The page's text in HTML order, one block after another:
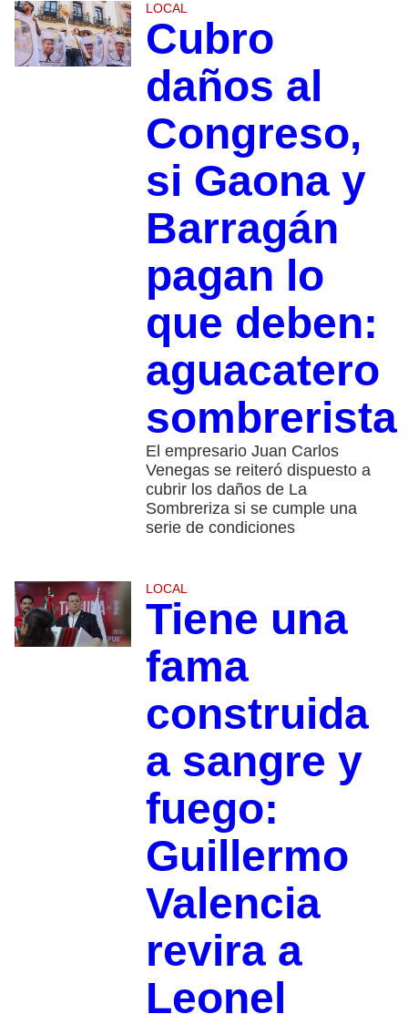
LOCAL
Cubro
daños al
Congreso,
si Gaona y
Barragán
pagan lo
que deben:
aguacatero
sombrerista
El empresario Juan Carlos
Venegas se reiteró dispuesto a
cubrir los daños de La
Sombreriza si se cumple una
serie de condiciones
LOCAL
Tiene una
fama
construida
a sangre y
fuego:
Guillermo
Valencia
revira a
Leonel